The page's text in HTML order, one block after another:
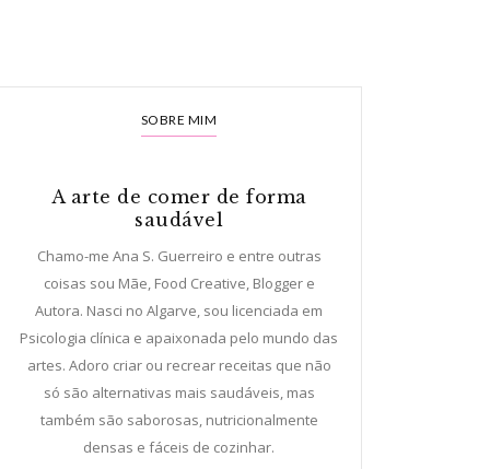
SOBRE MIM
A arte de comer de forma
saudável
Chamo-me Ana S. Guerreiro e entre outras
coisas sou Mãe, Food Creative, Blogger e
Autora. Nasci no Algarve, sou licenciada em
Psicologia clínica e apaixonada pelo mundo das
artes. Adoro criar ou recrear receitas que não
só são alternativas mais saudáveis, mas
também são saborosas, nutricionalmente
densas e fáceis de cozinhar.